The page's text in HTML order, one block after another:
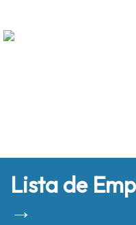
Lista de
→